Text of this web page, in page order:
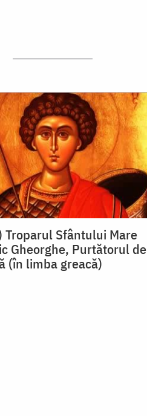
Troparul Sfântului Mare
Gheorghe, Purtătorul de
(în limba greacă)